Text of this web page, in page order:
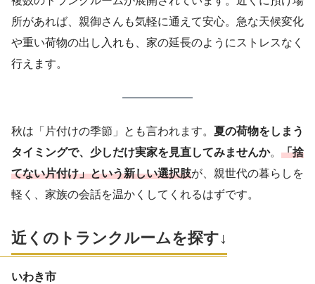
所があれば、親御さんも気軽に通えて安心。急な天候変化
や重い荷物の出し入れも、家の延長のようにストレスなく
行えます。
秋は「片付けの季節」とも言われます。 夏の荷物をしまう
タイミングで、少しだけ実家を見直してみませんか。 「捨
てない片付け」という新しい選択肢が、親世代の暮らしを
軽く、家族の会話を温かくしてくれるはずです。
近くのトランクルームを探す↓
いわき市